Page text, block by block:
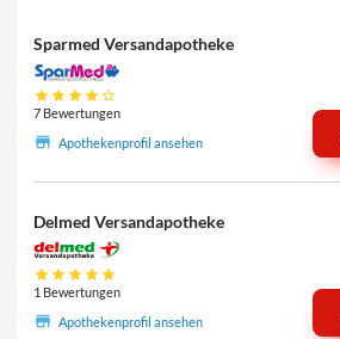
Sparmed Versandapotheke
7 Bewertungen
Apothekenprofil ansehen
Delmed Versandapotheke
1 Bewertungen
Apothekenprofil ansehen